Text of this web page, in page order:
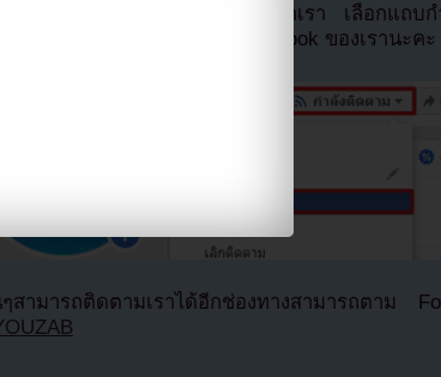
การพลาดข่าวสารอย่างรวดเร็วจากเรา เลือกแถ
เลือกเห็นโพสต์ก่อนของเพจ Facebook ของเรานะคะ
สามารถติดตามเราได้อีกช่องทางสามารถตาม